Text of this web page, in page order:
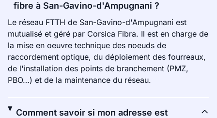
fibre à San-Gavino-d'Ampugnani ?
Le réseau FTTH de San-Gavino-d'Ampugnani est
mutualisé et géré par Corsica Fibra. Il est en charge de
la mise en oeuvre technique des noeuds de
raccordement optique, du déploiement des fourreaux,
de l'installation des points de branchement (PMZ,
PBO…) et de la maintenance du réseau.
Comment savoir si mon adresse est